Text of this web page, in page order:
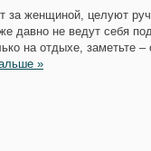
за женщиной, целуют
давно не ведут себя
на отдыхе, заметьте –
»